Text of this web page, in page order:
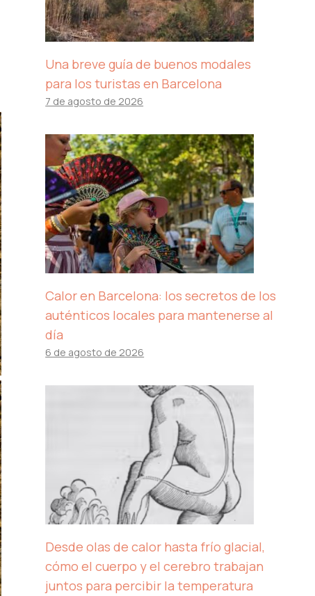
Una breve guía de buenos modales
para los turistas en Barcelona
7 de agosto de 2026
Calor en Barcelona: los secretos de los
auténticos locales para mantenerse al
día
6 de agosto de 2026
Desde olas de calor hasta frío glacial,
cómo el cuerpo y el cerebro trabajan
juntos para percibir la temperatura